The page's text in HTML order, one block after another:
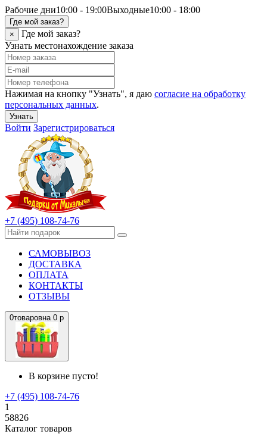
Рабочие дни10:00 - 19:00Выходные10:00 - 18:00
Где мой заказ?
×
Где мой заказ?
Узнать местонахождение заказа
Нажимая на кнопку "Узнать", я даю согласие на обработку
персональных данных.
Узнать
Войти Зарегистрироваться
+7 (495) 108-74-76
САМОВЫВОЗ
ДОСТАВКА
ОПЛАТА
КОНТАКТЫ
ОТЗЫВЫ
0товаровна 0 р
В корзине пусто!
+7 (495) 108-74-76
1
58826
Каталог товаров